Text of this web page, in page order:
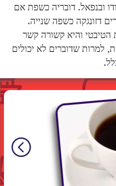
ובנפאל. דובריה כשפת אם
דזונגקה כשפה שנייה.
הטיבטי והיא קשורה קשר
למרות שדוברים לא יכולים